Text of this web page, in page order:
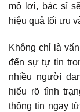
mô lợi, bác sĩ
hiệu quả tối ưu
Không chỉ là
đến sự tự tin
nhiều người
hiểu rõ tình
thông tin ngay